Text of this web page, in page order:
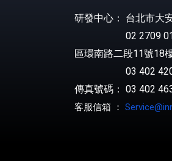
研發中心： 台北市大
02 2709
區環南路二段11號18
03 402
傳真號碼： 03 402
客服信箱 ：